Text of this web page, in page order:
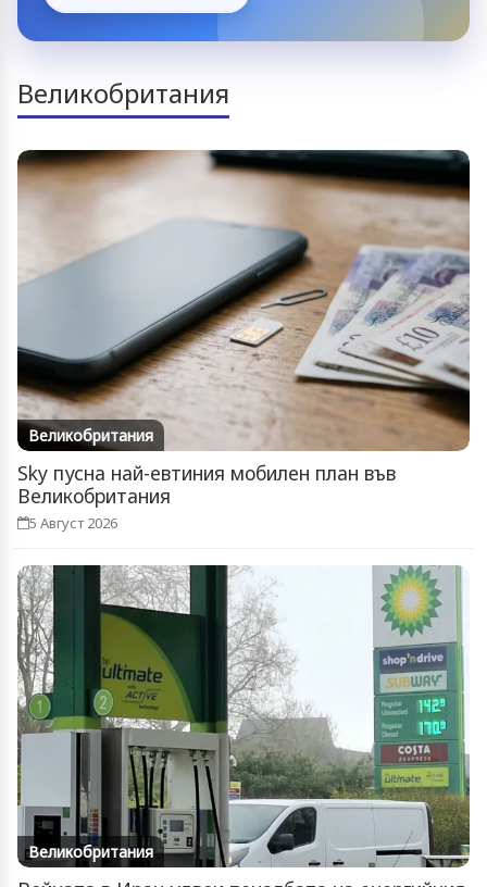
Великобритания
Великобритания
Sky пусна най-евтиния мобилен план във
Великобритания
5 Август 2026
Великобритания